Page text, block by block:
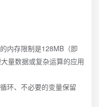
内存限制是128MB（即
量数据或复杂运算的应用
环、不必要的变量保留